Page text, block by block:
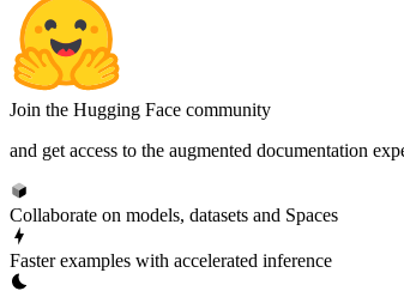
Join the Hugging Face community
and get access to the augmented documentation
Collaborate on models, datasets and Spaces
Faster examples with accelerated inference